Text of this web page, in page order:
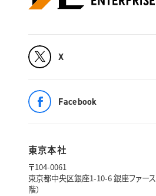
X
Facebook
東京本社
〒104-0061
東京都中央区銀座1-10-6 銀座ファー
階）